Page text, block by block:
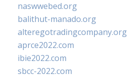
naswwebed.org
balithut-manado.org
alteregotradingcompany.org
aprce2022.com
ibie2022.com
sbcc-2022.com